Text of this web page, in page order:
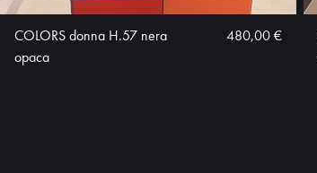
COLORS donna H.57 nera
opaca
480,00 €